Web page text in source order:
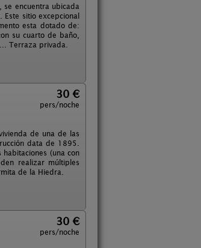
se encuentra ubicada
sitio excepcional
esta dotado de:
su cuarto de baño,
Terraza privada.
30 €
pers/noche
de una de las
data de 1895.
(una con
realizar múltiples
de la Hiedra.
30 €
pers/noche